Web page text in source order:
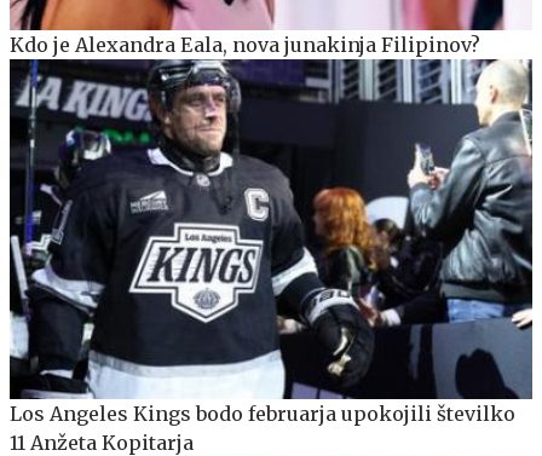
Kdo je Alexandra Eala, nova junakinja Filipinov?
Los Angeles Kings bodo februarja upokojili številko
11 Anžeta Kopitarja